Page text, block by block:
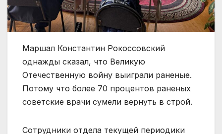
Маршал Константин Рокоссовский
однажды сказал, что Великую
Отечественную войну выиграли раненые.
Потому что более 70 процентов раненых
советские врачи сумели вернуть в строй.
Сотрудники отдела текущей периодики